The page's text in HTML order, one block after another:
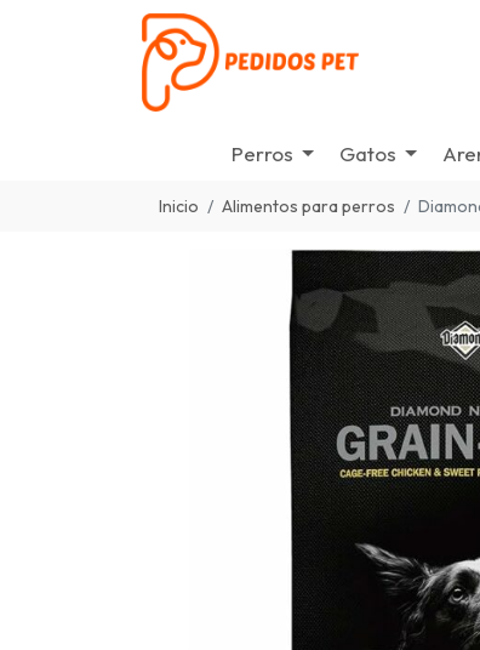
Perros Gatos
Inicio Alimentos para perros